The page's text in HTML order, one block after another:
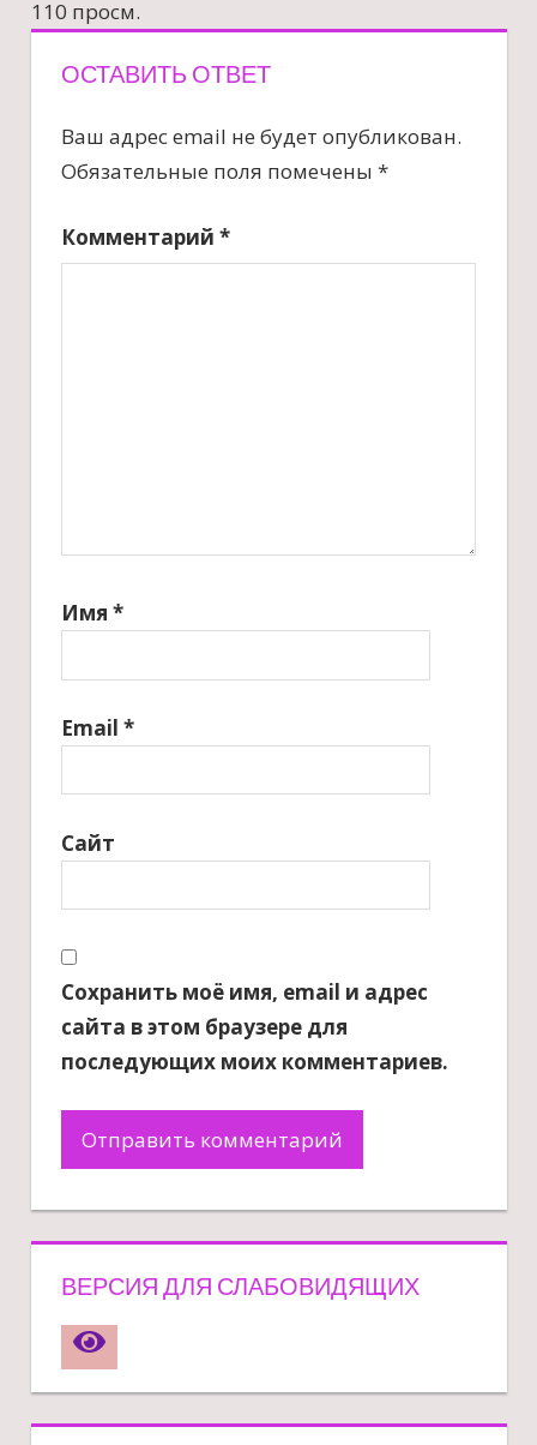
записям
110 просм.
ОСТАВИТЬ ОТВЕТ
Ваш адрес email не будет опубликован.
Обязательные поля помечены *
Комментарий *
Имя *
Email *
Сайт
Сохранить моё имя, email и адрес
сайта в этом браузере для
последующих моих комментариев.
ВЕРСИЯ ДЛЯ СЛАБОВИДЯЩИХ